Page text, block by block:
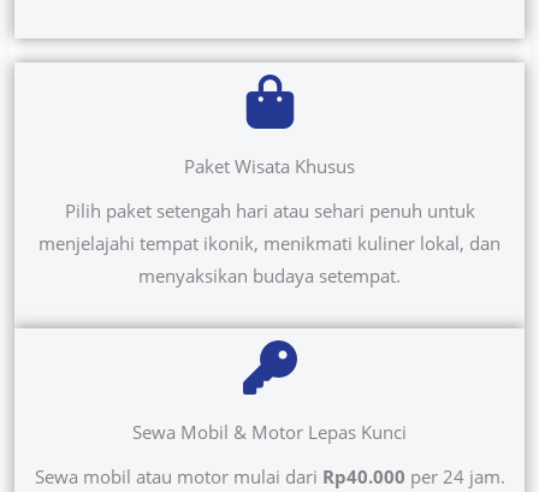
Paket Wisata Khusus
Pilih paket setengah hari atau sehari penuh untuk
menjelajahi tempat ikonik, menikmati kuliner lokal, dan
menyaksikan budaya setempat.
Sewa Mobil & Motor Lepas Kunci
Sewa mobil atau motor mulai dari Rp40.000 per 24 jam.